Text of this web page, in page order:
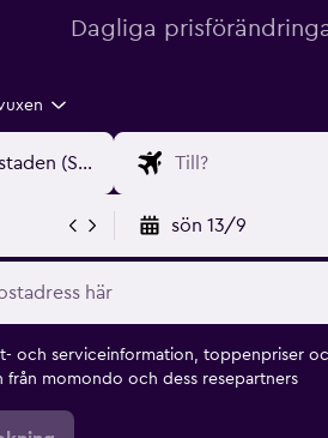
Dagliga
sön 13/9
och serviceinformation, toppenpriser
från momondo och dess resepartners